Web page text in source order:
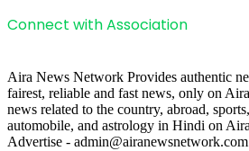
Connect with Association
Aira News Network Provides authentic
fairest, reliable and fast news, only on
news related to the country, abroad,
automobile, and astrology in Hindi on
Advertise - admin@airanewsnetwork.com